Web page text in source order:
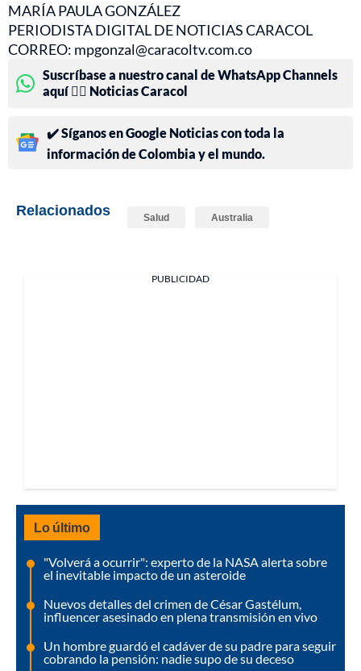
MARÍA PAULA GONZÁLEZ
PERIODISTA DIGITAL DE NOTICIAS CARACOL
CORREO: mpgonzal@caracoltv.com.co
Suscríbase a nuestro canal de WhatsApp Channels
aquí 👉🏻 Noticias Caracol
✔️ Síganos en Google Noticias con toda la
información de Colombia y el mundo.
Relacionados Salud Australia
PUBLICIDAD
Lo último
"Volverá a ocurrir": experto de la NASA alerta sobre
el inevitable impacto de un asteroide
Nuevos detalles del crimen de César Gastélum,
influencer asesinado en plena transmisión en vivo
Un hombre guardó el cadáver de su padre para seguir
cobrando la pensión: nadie supo de su deceso